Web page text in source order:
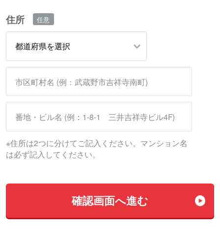
住所
※住所は2つに分けてご記入ください。マンション名
は必ず記入してください。
確認画⾯へ進む